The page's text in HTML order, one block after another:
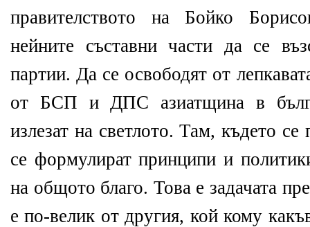
правителството на Бойко
нейните съставни части да се
партии. Да се освободят от
от БСП и ДПС азиатщина в
излезат на светлото. Там, където
се формулират принципи и
на общото благо. Това е задачата
е по-велик от другия, кой кому